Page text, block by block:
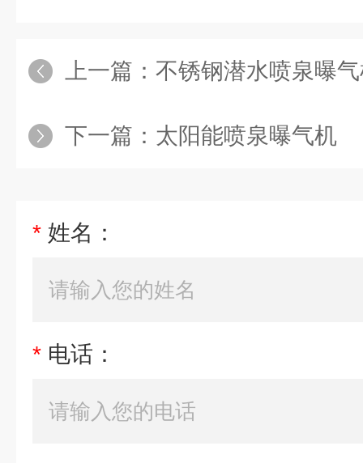
上一篇： 不锈钢潜水喷泉曝
下一篇： 太阳能喷泉曝气机
* 姓名：
* 电话：